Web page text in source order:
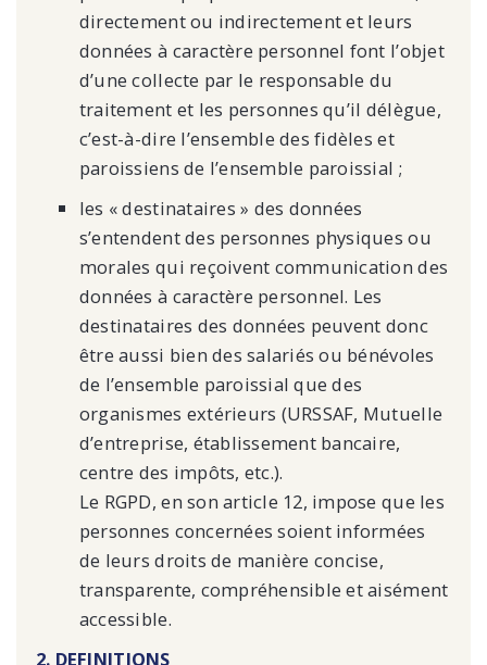
directement ou indirectement et leurs
données à caractère personnel font l’objet
d’une collecte par le responsable du
traitement et les personnes qu’il délègue,
c’est-à-dire l’ensemble des fidèles et
paroissiens de l’ensemble paroissial ;
les « destinataires » des données
s’entendent des personnes physiques ou
morales qui reçoivent communication des
données à caractère personnel. Les
destinataires des données peuvent donc
être aussi bien des salariés ou bénévoles
de l’ensemble paroissial que des
organismes extérieurs (URSSAF, Mutuelle
d’entreprise, établissement bancaire,
centre des impôts, etc.).
Le RGPD, en son article 12, impose que les
personnes concernées soient informées
de leurs droits de manière concise,
transparente, compréhensible et aisément
accessible.
2. DEFINITIONS